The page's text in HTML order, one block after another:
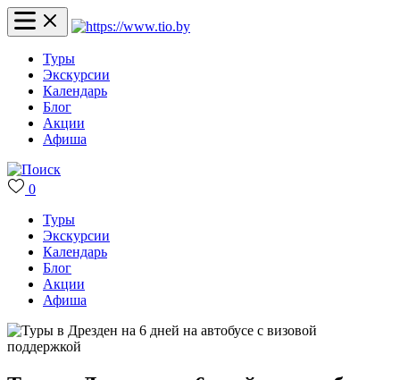
Туры
Экскурсии
Календарь
Блог
Акции
Афиша
0
Туры
Экскурсии
Календарь
Блог
Акции
Афиша